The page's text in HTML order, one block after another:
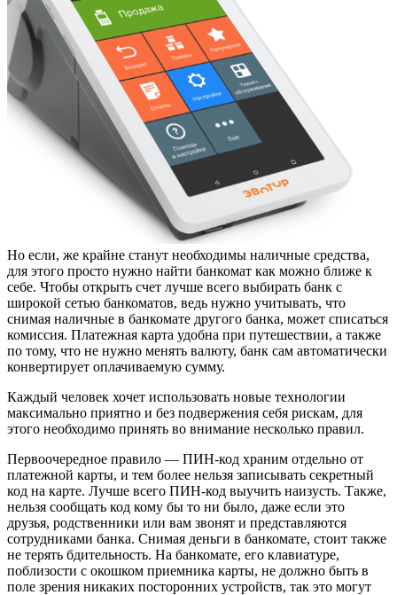
Но если, же крайне станут необходимы наличные средства,
для этого просто нужно найти банкомат как можно ближе к
себе. Чтобы открыть счет лучше всего выбирать банк с
широкой сетью банкоматов, ведь нужно учитывать, что
снимая наличные в банкомате другого банка, может списаться
комиссия. Платежная карта удобна при путешествии, а также
по тому, что не нужно менять валюту, банк сам автоматически
конвертирует оплачиваемую сумму.
Каждый человек хочет использовать новые технологии
максимально приятно и без подвержения себя рискам, для
этого необходимо принять во внимание несколько правил.
Первоочередное правило — ПИН-код храним отдельно от
платежной карты, и тем более нельзя записывать секретный
код на карте. Лучше всего ПИН-код выучить наизусть. Также,
нельзя сообщать код кому бы то ни было, даже если это
друзья, родственники или вам звонят и представляются
сотрудниками банка. Снимая деньги в банкомате, стоит также
не терять бдительность. На банкомате, его клавиатуре,
поблизости с окошком приемника карты, не должно быть в
поле зрения никаких посторонних устройств, так это могут